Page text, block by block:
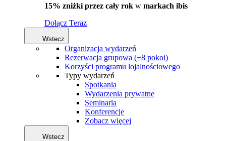
15% zniżki przez cały rok w markach ibis
Dołącz Teraz
Wstecz
Organizacja wydarzeń
Rezerwacja grupowa (+8 pokoi)
Korzyści programu lojalnościowego
Typy wydarzeń
Spotkania
Wydarzenia prywatne
Seminaria
Konferencje
Zobacz więcej
Wstecz